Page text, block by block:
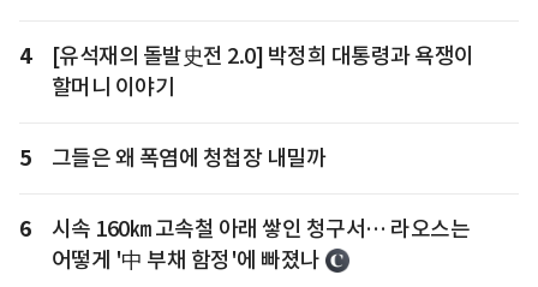
4
[유석재의 돌발史전 2.0] 박정희 대통령과 욕쟁이
할머니 이야기
5 그들은 왜 폭염에 청첩장 내밀까
6
시속 160㎞ 고속철 아래 쌓인 청구서… 라오스는
어떻게 '中 부채 함정'에 빠졌나